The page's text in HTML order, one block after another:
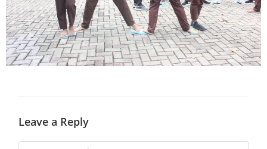
Leave a Reply